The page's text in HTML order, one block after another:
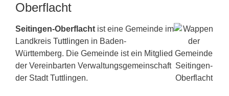
Oberflacht
Seitingen-Oberflacht ist eine Gemeinde im
Landkreis Tuttlingen in Baden-
Württemberg. Die Gemeinde ist ein Mitglied
der Vereinbarten Verwaltungsgemeinschaft
der Stadt Tuttlingen.